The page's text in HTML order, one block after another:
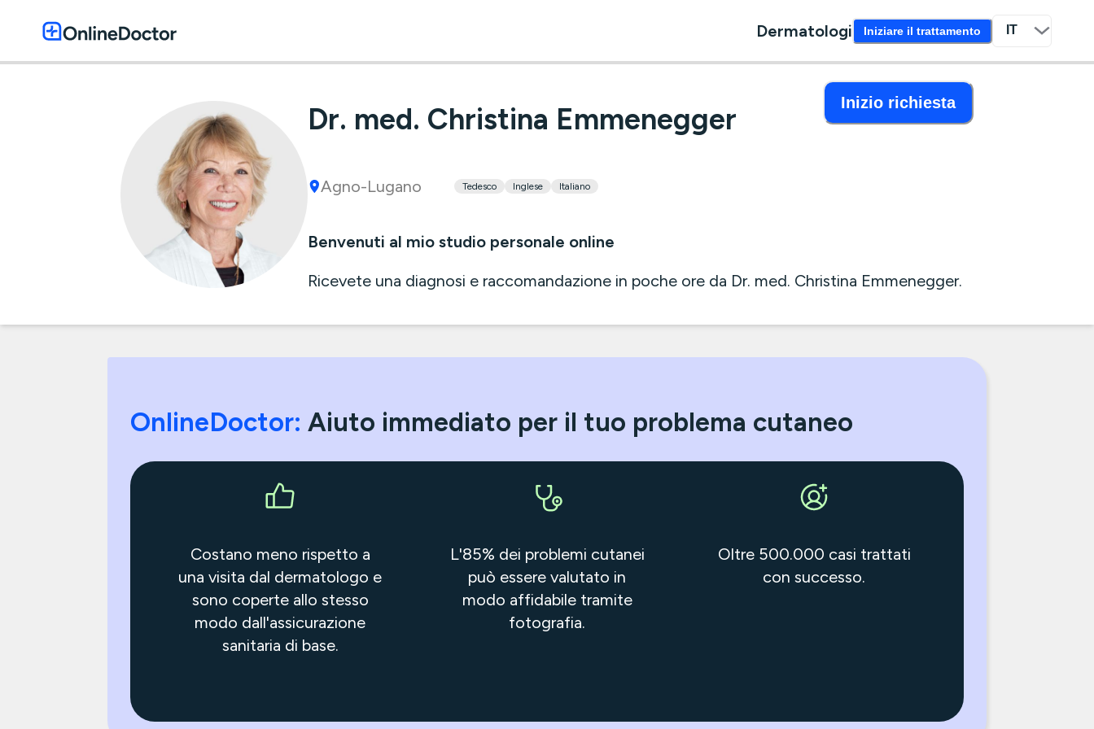
Dermatologi Iniziare il trattamento
Dr. med. Christina Emmenegger Inizio richiesta
Agno-Lugano Tedesco Inglese Italiano
Benvenuti al mio studio personale online
Ricevete una diagnosi e raccomandazione in poche ore da Dr. med. Christina Emmenegger.
OnlineDoctor: Aiuto immediato per il tuo problema cutaneo
Costano meno rispetto a
una visita dal dermatologo e
sono coperte allo stesso
modo dall'assicurazione
sanitaria di base.
L'85% dei problemi cutanei
può essere valutato in
modo affidabile tramite
fotografia.
Oltre 500.000 casi trattati
con successo.